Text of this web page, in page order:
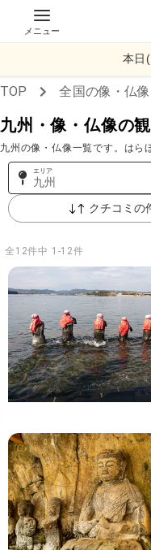
メニュー
本日(
TOP 全国の像・仏像
九州・像・仏像の
九州の像・仏像一覧です。はら
エリア
九州
クチコミの
全 12件中 1-12件